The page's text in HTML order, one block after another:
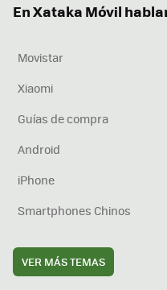
En Xataka Móvil
Movistar
Xiaomi
Guías de compra
Android
iPhone
Smartphones Chinos
VER MÁS TEMAS